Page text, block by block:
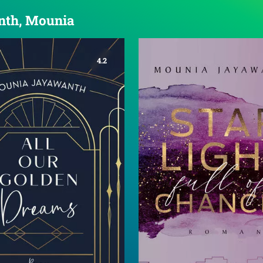
Mounia
4.2